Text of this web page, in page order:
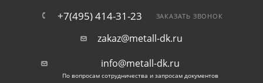
Одинцово в течение 3-4 рабочих дней. Заказ можно
+7(495) 414-31-23 ЗАКАЗАТЬ ЗВОНОК
zakaz@metall-dk.ru
info@metall-dk.ru
По вопросам сотрудничества и запросам документов